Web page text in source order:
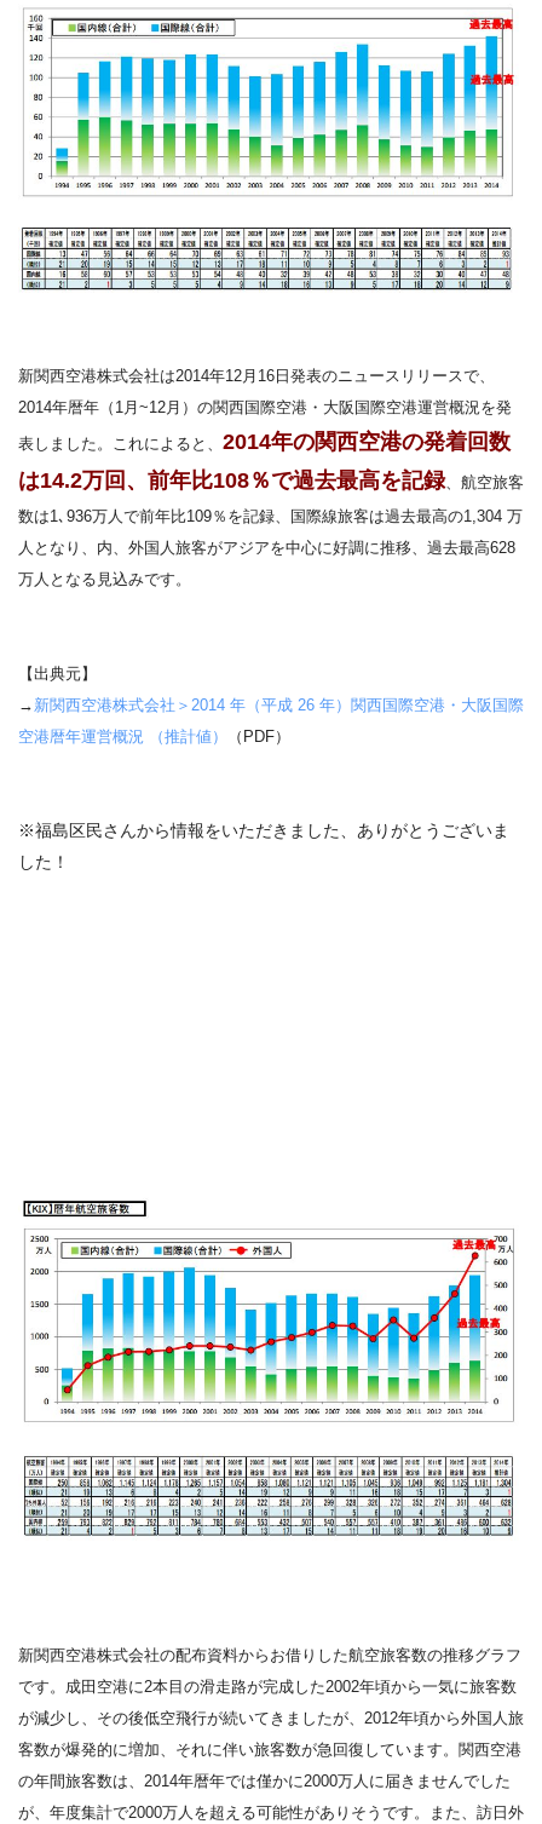
新関西空港株式会社は2014年12月16日発表のニュースリリースで、
2014年暦年（1月~12月）の関西国際空港・大阪国際空港運営概況を発
表しました。これによると、 2014年の関西空港の発着回数
は14.2万回、前年比108％で過去最高を記録、航空旅客
数は1､936万人で前年比109％を記録、国際線旅客は過去最高の1,304 万
人となり、内、外国人旅客がアジアを中心に好調に推移、過去最高628
万人となる見込みです。
【出典元】
→ 新関西空港株式会社＞2014 年（平成 26 年）関西国際空港・大阪国際
空港暦年運営概況 （推計値）
（PDF）
※福島区民さんから情報をいただきました、ありがとうございま
した！
新関西空港株式会社の配布資料からお借りした航空旅客数の推移グラフ
です。成田空港に2本目の滑走路が完成した2002年頃から一気に旅客数
が減少し、その後低空飛行が続いてきましたが、2012年頃から外国人旅
客数が爆発的に増加、それに伴い旅客数が急回復しています。関西空港
の年間旅客数は、2014年暦年では僅かに2000万人に届きませんでした
が、年度集計で2000万人を超える可能性がありそうです。また、訪日外